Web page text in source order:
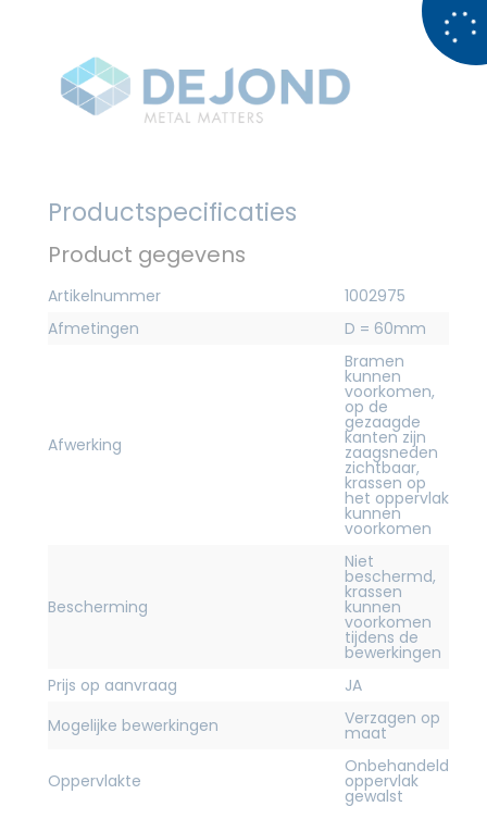
Productspecificaties
Product gegevens
Artikelnummer
1002975
Afmetingen
D = 60mm
Afwerking
Bramen
kunnen
voorkomen,
op de
gezaagde
kanten zijn
zaagsneden
zichtbaar,
krassen op
het oppervlak
kunnen
voorkomen
Bescherming
Niet
beschermd,
krassen
kunnen
voorkomen
tijdens de
bewerkingen
Prijs op aanvraag
JA
Mogelijke bewerkingen
Verzagen op
maat
Oppervlakte
Onbehandeld
oppervlak
gewalst